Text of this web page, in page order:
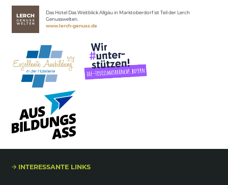
Das Hotel Das Weitblick Allgäu in Marktoberdorf ist Teil der Lerch
Genusswelten.
www.lerch-genuss.de
INTERESSANTE LINKS